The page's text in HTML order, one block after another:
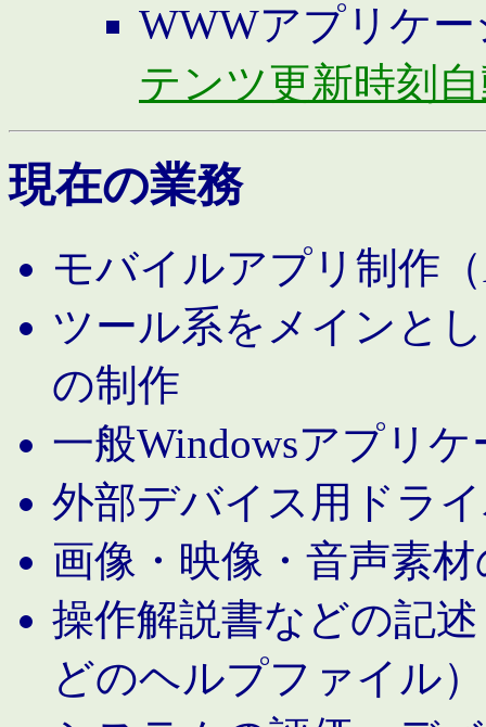
WWWアプリケ
テンツ更新時刻
現在の業務
モバイルアプリ制作
ツール系をメインと
の制作
一般Windowsアプリ
外部デバイス用ドラ
画像・映像・音声素
操作解説書などの記
どのヘルプファイル）